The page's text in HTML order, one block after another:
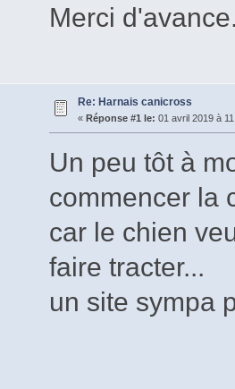
Merci
Re: Harnais canicross
« Réponse #1 le: 01 avril 2019 à
Un peu tôt à
commencer la
car le chien
faire tracter...
un site sympa